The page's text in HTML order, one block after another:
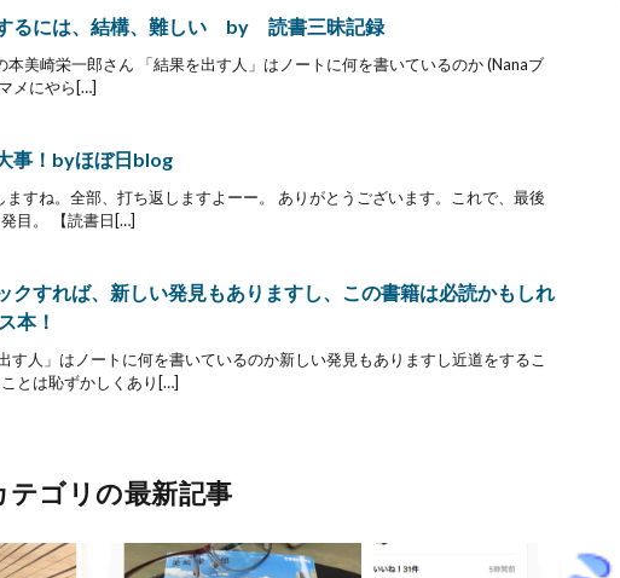
るには、結構、難しい by 読書三昧記録
本美崎栄一郎さん 「結果を出す人」はノートに何を書いているのか (Nanaブ
メにやら[…]
事！byほぼ日blog
ね。全部、打ち返しますよーー。 ありがとうございます。これで、最後
目。 【読書日[…]
クすれば、新しい発見もありますし、この書籍は必読かもしれ
本！
す人」はノートに何を書いているのか新しい発見もありますし近道をするこ
とは恥ずかしくあり[…]
テゴリの最新記事